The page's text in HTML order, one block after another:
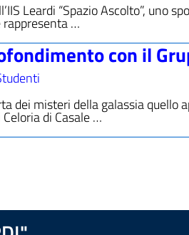
Leardi “Spazio Ascolto”, uno
…
con il
dei misteri della galassia quello
di Casale …